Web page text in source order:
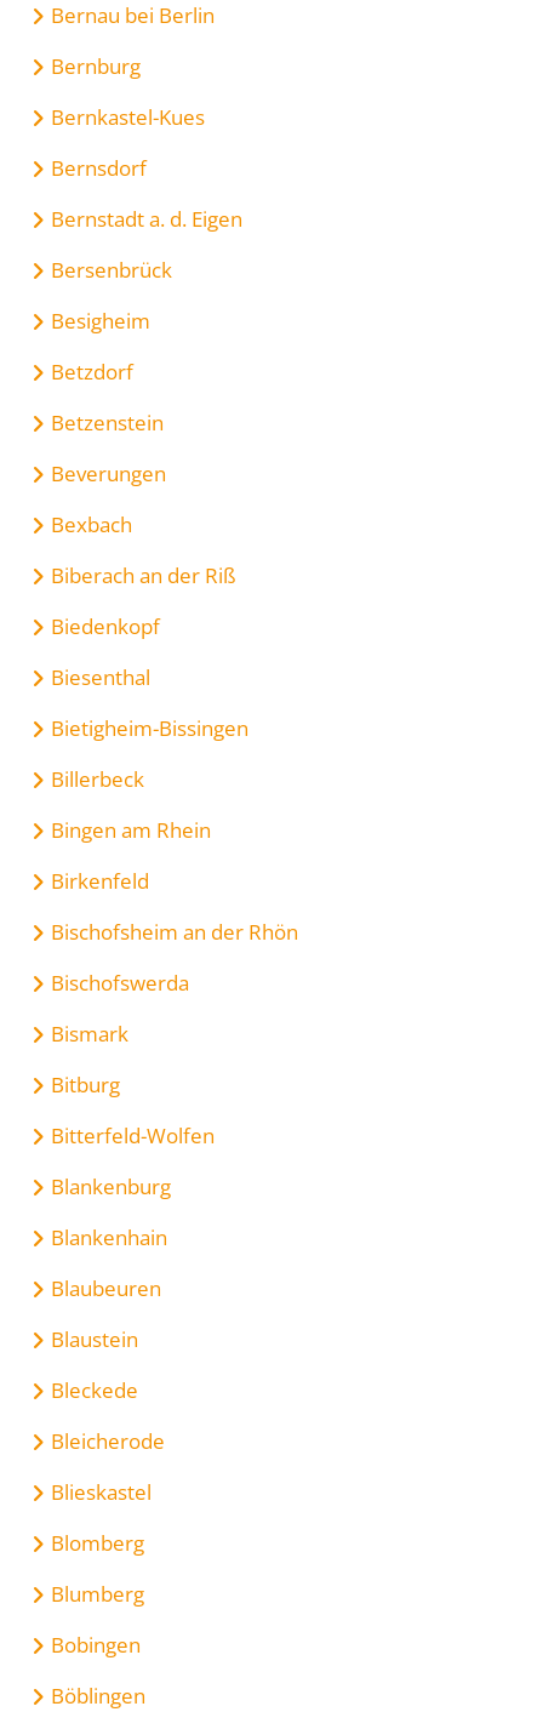
Bernau bei Berlin
Bernburg
Bernkastel-Kues
Bernsdorf
Bernstadt a. d. Eigen
Bersenbrück
Besigheim
Betzdorf
Betzenstein
Beverungen
Bexbach
Biberach an der Riß
Biedenkopf
Biesenthal
Bietigheim-Bissingen
Billerbeck
Bingen am Rhein
Birkenfeld
Bischofsheim an der Rhön
Bischofswerda
Bismark
Bitburg
Bitterfeld-Wolfen
Blankenburg
Blankenhain
Blaubeuren
Blaustein
Bleckede
Bleicherode
Blieskastel
Blomberg
Blumberg
Bobingen
Böblingen